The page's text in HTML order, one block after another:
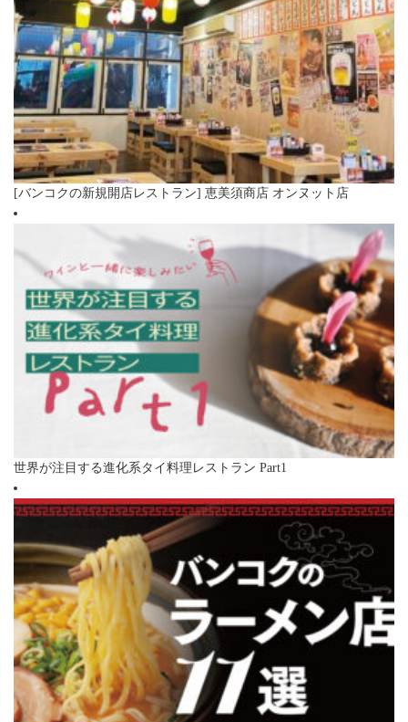
[バンコクの新規開店レストラン] 恵美須商店 オンヌット店
世界が注目する進化系タイ料理レストラン Part1